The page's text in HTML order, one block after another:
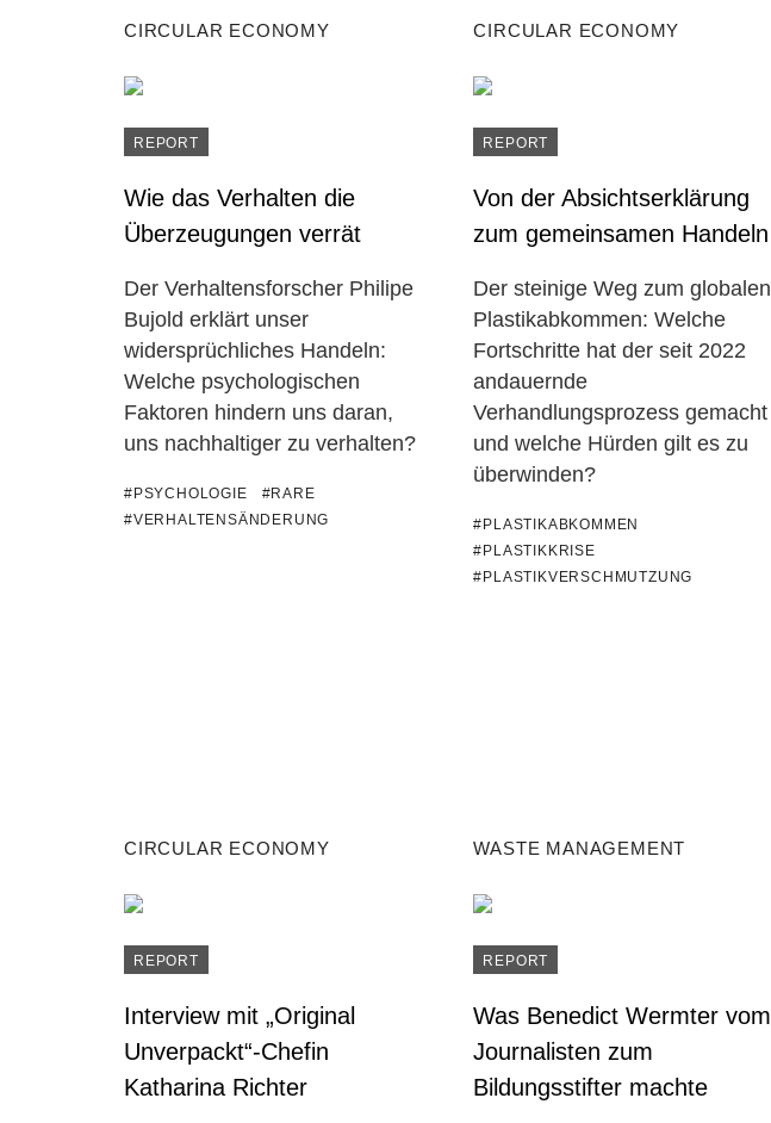
CIRCULAR ECONOMY
REPORT
Wie das Verhalten die
Überzeugungen verrät
Der Verhaltensforscher Philipe
Bujold erklärt unser
widersprüchliches Handeln:
Welche psychologischen
Faktoren hindern uns daran,
uns nachhaltiger zu verhalten?
#PSYCHOLOGIE
#RARE
#VERHALTENSÄNDERUNG
CIRCULAR ECONOMY
REPORT
Von der Absichtserklärung
zum gemeinsamen Handeln
Der steinige Weg zum globalen
Plastikabkommen: Welche
Fortschritte hat der seit 2022
andauernde
Verhandlungsprozess gemacht
und welche Hürden gilt es zu
überwinden?
#PLASTIKABKOMMEN
#PLASTIKKRISE
#PLASTIKVERSCHMUTZUNG
CIRCULAR ECONOMY
REPORT
Interview mit „Original
Unverpackt“-Chefin
Katharina Richter
WASTE MANAGEMENT
REPORT
Was Benedict Wermter vom
Journalisten zum
Bildungsstifter machte